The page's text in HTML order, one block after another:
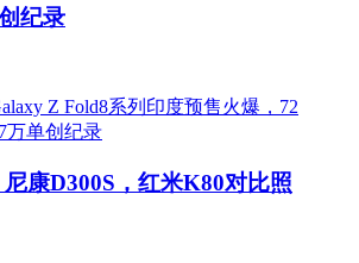
纪录
康D300S，红米K80对比照